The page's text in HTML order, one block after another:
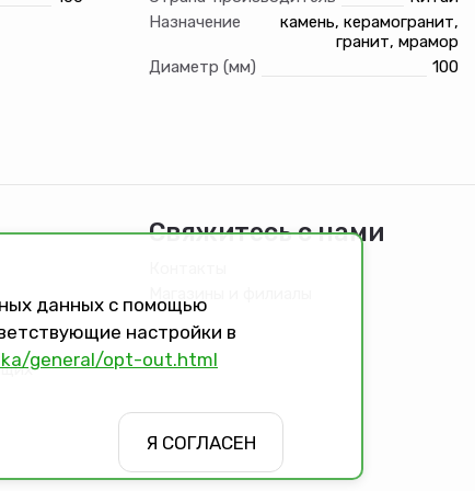
Назначение
камень, керамогранит,
гранит, мрамор
Диаметр (мм)
100
Свяжитесь с нами
данных с помощью
настройки в
general/opt-out.html
Я СОГЛАСЕН